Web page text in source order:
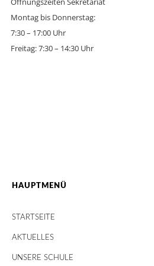
Montag bis Donnerstag:
7:30 – 17:00 Uhr
Freitag: 7:30 – 14:30 Uhr
HAUPTMENÜ
STARTSEITE
AKTUELLES
UNSERE SCHULE